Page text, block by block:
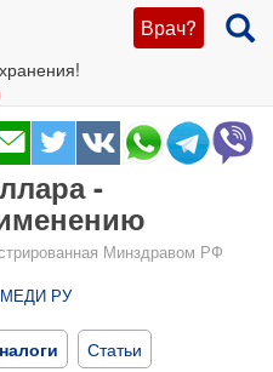
Врач?
-
Минздравом РФ
МЕДИ РУ
Статьи